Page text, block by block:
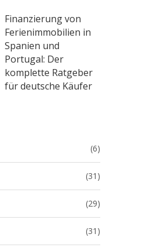
Finanzierung von
Ferienimmobilien in
Spanien und
Portugal: Der
komplette Ratgeber
für deutsche Käufer
(6)
(31)
(29)
(31)